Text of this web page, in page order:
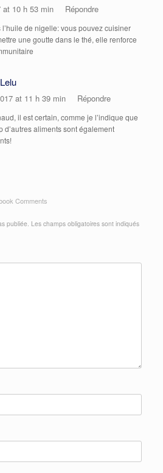
at 10 h 53 min Répondre
de nigelle: vous pouvez cuisiner
une goutte dans le thé, elle renforce
at 11 h 39 min Répondre
il est certain, comme je l’indique que
d’autres aliments sont également
Comments
publiée. Les champs obligatoires sont indiqués